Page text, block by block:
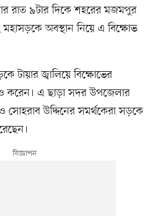
রাত ৯টার দিকে শহরের মজমপুর
মহাসড়কে অবস্থান নিয়ে এ বিক্ষোভ
টায়ার জ্বালিয়ে বিক্ষোভের
করেন। এ ছাড়া সদর উপজেলার
উদ্দিনের সমর্থকেরা সড়কে